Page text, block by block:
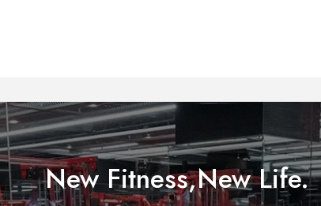
New Fitness,New Life.